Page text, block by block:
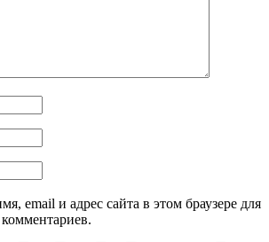
email и адрес сайта в этом браузере для